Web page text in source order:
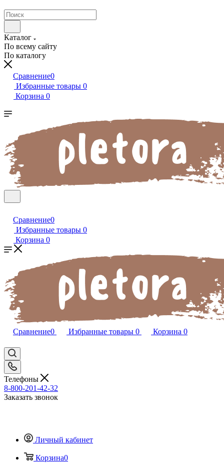
Каталог
По всему сайту
По каталогу
Сравнение0
Избранные товары 0
Корзина 0
Сравнение0
Избранные товары 0
Корзина 0
Сравнение0 Избранные товары 0 Корзина 0
Телефоны
8-800-201-42-32
Заказать звонок
Личный кабинет
Корзина0